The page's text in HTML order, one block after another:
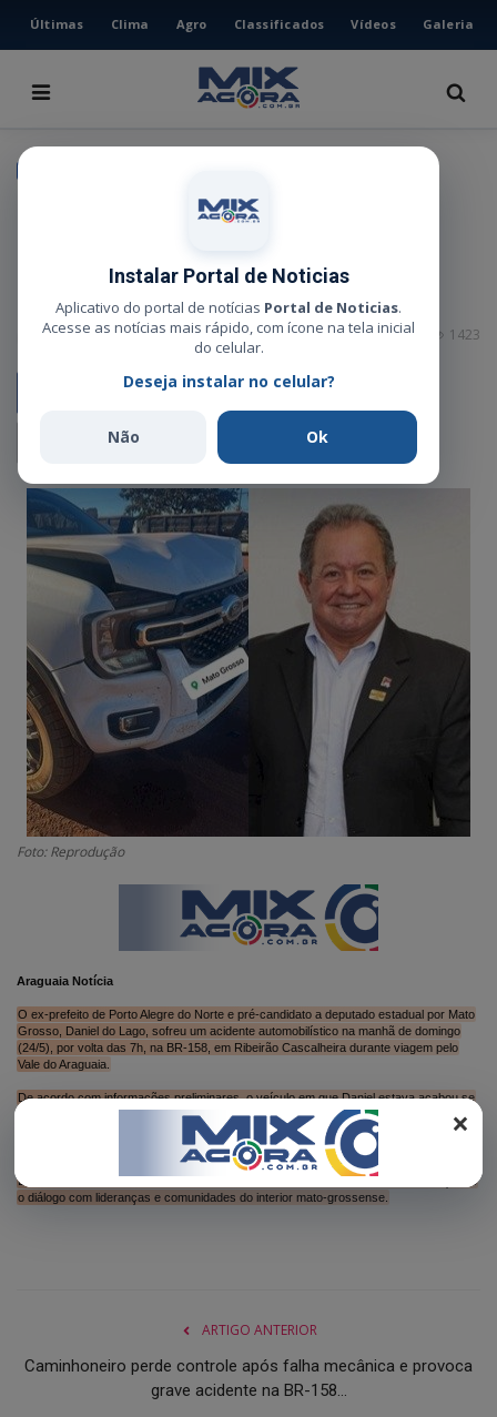
Últimas Clima Agro Classificados Vídeos Galeria
ÚLTIMAS
GALERIA
MUSICA
GERAL
SAÚDE
MEIO AMBIENTE
COMO ANUNCIAR
EDUCAÇÃO
RÁDIO AO VIVO
QUEM SOMOS
CONTATO
×
Instalar Portal de Noticias
Aplicativo do portal de notícias Portal de Noticias.
Acesse as notícias mais rápido, com ícone na tela inicial
do celular.
Deseja instalar no celular?
Não Ok
Pré-candidato a deputado
acidente na BR-158
Administrador Mai 25, 2026 1423
Foto: Reprodução
Araguaia Notícia
O ex-prefeito de Porto Alegre do Norte e pré-candidato a deputado estadual por Mato
Grosso, Daniel do Lago, sofreu um acidente automobilístico na manhã de domingo
(24/5), por volta das 7h, na BR-158, em Ribeirão Cascalheira durante viagem pelo
Vale do Araguaia.
De acordo com informações preliminares, o veículo em que Daniel estava acabou se
envolvendo no acidente com outro veículo enquanto seguia agenda de visitas e
compromissos políticos pela região. Apesar do susto, todos os ocupantes passam
bem e não sofreram escoriações.
Daniel do Lago segue cumprindo agenda de pré-campanha pelo Araguaia, reforçando
o diálogo com lideranças e comunidades do interior mato-grossense.
ARTIGO ANTERIOR
Caminhoneiro perde controle após falha mecânica e provoca
grave acidente na BR-158...